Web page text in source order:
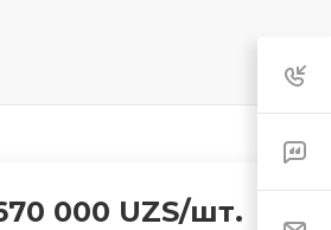
000 UZS/шт.